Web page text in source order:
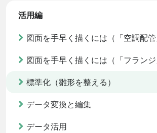
活用編
図面を手早く描くには（「空調配管
図面を手早く描くには（「フランジ
標準化（雛形を整える）
データ変換と編集
データ活用